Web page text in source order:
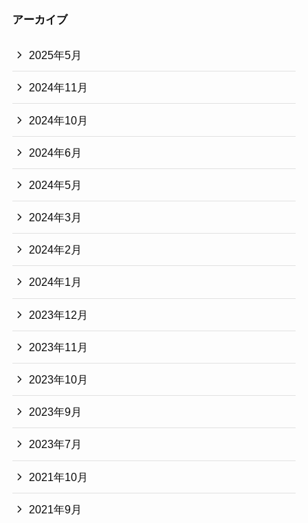
アーカイブ
2025年5月
2024年11月
2024年10月
2024年6月
2024年5月
2024年3月
2024年2月
2024年1月
2023年12月
2023年11月
2023年10月
2023年9月
2023年7月
2021年10月
2021年9月